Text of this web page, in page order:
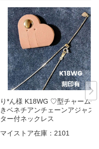
り*ん様 K18WG ♡型チャーム付
きベネチアンチェーンアジャス
ター付ネックレス
マイストア在庫： 2101